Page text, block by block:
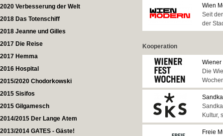
2020 Verbesserung der Welt
2018 Das Totenschiff
2018 Jeanne und Gilles
2017 Die Reise
2017 Hemma
2016 Hospital
2015/2020 Chodorkowski
2015 Sisifos
2015 Gilgamesch
2014/2015 Der Lange Atem
2013/2014 GATES - Gäste!
Wien
Seit
der
Kooperation
Wiener
Die
Kultur,
Freie